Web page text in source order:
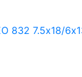
832 7.5х18/